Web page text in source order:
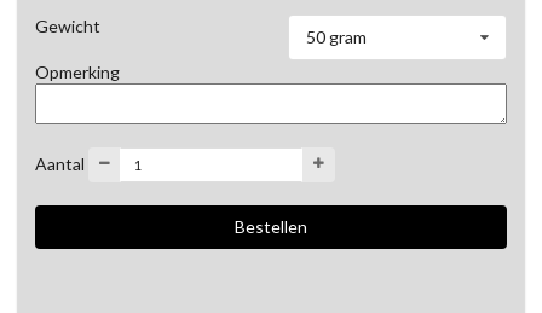
Gewicht
50 gram
Opmerking
Aantal